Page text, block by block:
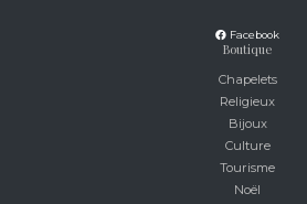
Facebook
Boutique
Chapelets
Religieux
Bijoux
Culture
Tourisme
Noël